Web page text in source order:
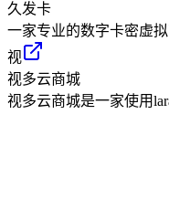
久发卡
一家专业的数字卡密虚
视
视多云商城
视多云商城是一家使用